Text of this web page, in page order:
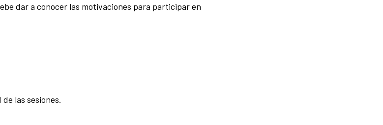
dar a conocer las motivaciones para participar en
las sesiones.